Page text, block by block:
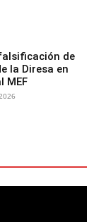
de
la Diresa en
MEF